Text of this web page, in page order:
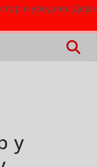
и уредник
у